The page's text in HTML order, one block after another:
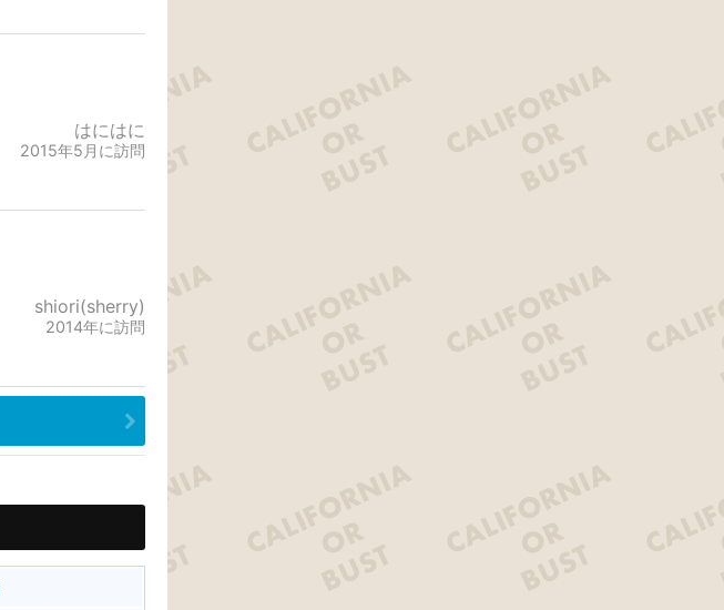
はにはに
2015年5月に訪問
shiori(sherry)
2014年に訪問